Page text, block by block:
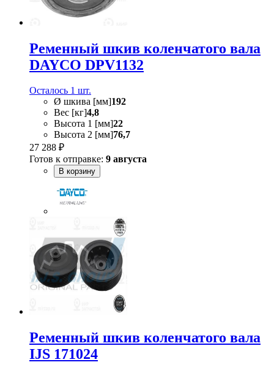
Ременный шкив коленчатого вала
DAYCO DPV1132
Осталось 1 шт.
Ø шкива [мм]192
Вес [кг]4,8
Высота 1 [мм]22
Высота 2 [мм]76,7
27 288 ₽
Готов к отправке: 9 августа
В корзину
Ременный шкив коленчатого вала
IJS 171024